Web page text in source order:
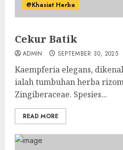
@Khasiat Herba
Cekur Batik
ADMIN SEPTEMBER 30, 2025
Kaempferia elegans,
ialah tumbuhan herba
Zingiberaceae. Spesies...
READ MORE